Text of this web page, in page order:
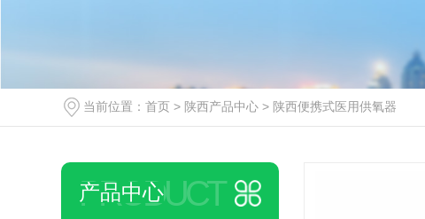
当前位置： 首页 > 陕西产品中心 > 陕西便携式医用供氧器
PRODUCT
产品中心